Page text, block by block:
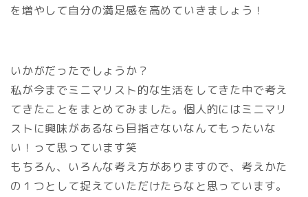
を増やして自分の満足感を高めていきましょう！
いかがだったでしょうか？
私が今までミニマリスト的な生活をしてきた中で考え
てきたことをまとめてみました。個人的にはミニマリ
ストに興味があるなら目指さないなんてもったいな
い！って思っています笑
もちろん、いろんな考え方がありますので、考えかた
の１つとして捉えていただけたらなと思っています。